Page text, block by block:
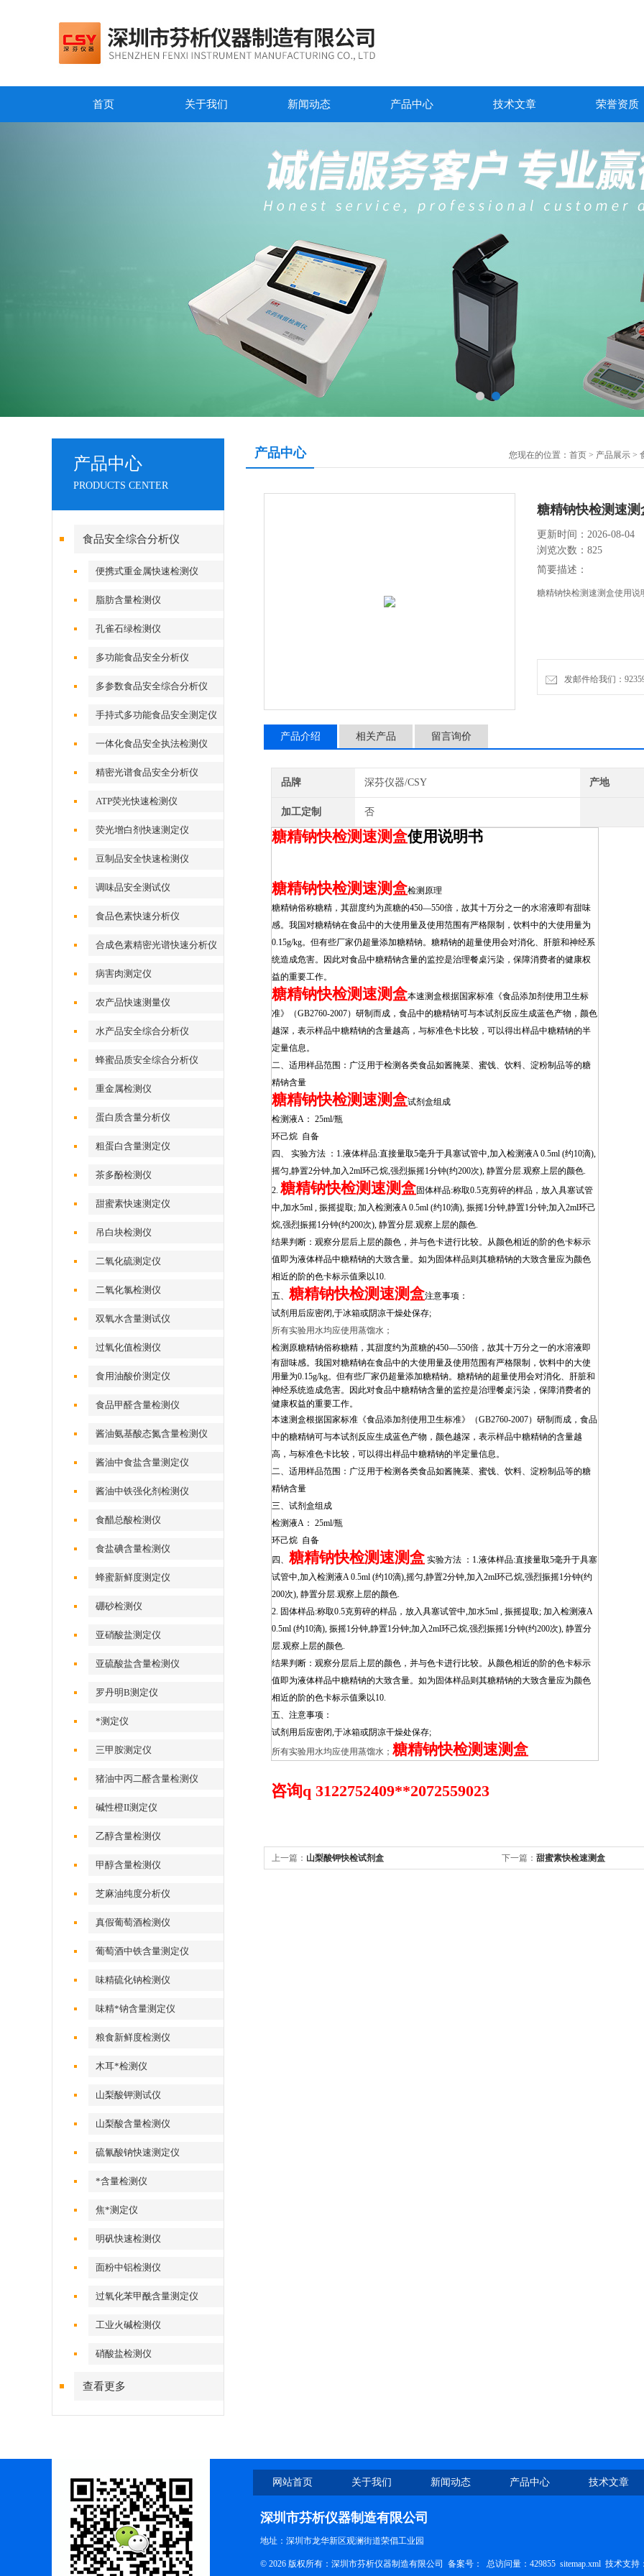
首页 关于我们 新闻动态 产品中心 技术文章 荣誉资质
产品中心
PRODUCTS CENTER
食品安全综合分析仪
便携式重金属快速检测仪
脂肪含量检测仪
孔雀石绿检测仪
多功能食品安全分析仪
多参数食品安全综合分析仪
手持式多功能食品安全测定仪
一体化食品安全执法检测仪
精密光谱食品安全分析仪
ATP荧光快速检测仪
荧光增白剂快速测定仪
豆制品安全快速检测仪
调味品安全测试仪
食品色素快速分析仪
合成色素精密光谱快速分析仪
病害肉测定仪
农产品快速测量仪
水产品安全综合分析仪
蜂蜜品质安全综合分析仪
重金属检测仪
蛋白质含量分析仪
粗蛋白含量测定仪
茶多酚检测仪
甜蜜素快速测定仪
吊白块检测仪
二氧化硫测定仪
二氧化氯检测仪
双氧水含量测试仪
过氧化值检测仪
食用油酸价测定仪
食品甲醛含量检测仪
酱油氨基酸态氮含量检测仪
酱油中食盐含量测定仪
酱油中铁强化剂检测仪
食醋总酸检测仪
食盐碘含量检测仪
蜂蜜新鲜度测定仪
硼砂检测仪
亚硝酸盐测定仪
亚硫酸盐含量检测仪
罗丹明B测定仪
*测定仪
三甲胺测定仪
猪油中丙二醛含量检测仪
碱性橙II测定仪
乙醇含量检测仪
甲醇含量检测仪
芝麻油纯度分析仪
真假葡萄酒检测仪
葡萄酒中铁含量测定仪
味精硫化钠检测仪
味精*钠含量测定仪
粮食新鲜度检测仪
木耳*检测仪
山梨酸钾测试仪
山梨酸含量检测仪
硫氰酸钠快速测定仪
*含量检测仪
焦*测定仪
明矾快速检测仪
面粉中铝检测仪
过氧化苯甲酰含量测定仪
工业火碱检测仪
硝酸盐检测仪
查看更多
产品中心 您现在的位置： 首页 > 产品展示 >
糖精钠快检测速测
更新时间：2026-08-04
浏览次数：825
简要描述：
糖精钠快检测速测盒使用说
糖精钠快检测速测盒检测原
糖精钠俗称糖精，其甜度
发邮件给我们：
产品介绍 相关产品 留言询价
品牌 深芬仪器/CSY 产地
加工定制 否
糖精钠快检测速测盒使用说明书
糖精钠快检测速测盒检测原理
糖精钠俗称糖精，其甜度约为蔗糖的450—550倍，故其十万分之一的水溶液即有甜味
感。我国对糖精钠在食品中的大使用量及使用范围有严格限制， 饮料中的大使用量为
0.15g/kg。但有些厂家仍超量添加糖精钠。糖精钠的超量使用会对消化、肝脏和神经系
统造成危害。因此对食品中糖精钠含量的监控是治理餐桌污染，保障消费者的健康权
益的重要工作。
糖精钠快检测速测盒本速测盒根据国家标准《食品添加剂使用卫生标
准》（GB2760-2007）研制而成，食品中的糖精钠可与本试剂反应生成蓝色产物，颜色
越深，表示样品中糖精钠的含量越高，与标准色卡比较，可以得出样品中糖精钠的半
定量信息。
二、适用样品范围：广泛用于检测各类食品如酱腌菜、蜜饯、饮料、淀粉制品等的糖
精钠含量
糖精钠快检测速测盒试剂盒组成
检测液A： 25ml/瓶
环己烷 自备
四、 实验方法 ：1.液体样品:直接量取5毫升于具塞试管中,加入检测液A 0.5ml (约10滴),
摇匀,静置2分钟,加入2ml环己烷,强烈振摇1分钟(约200次), 静置分层.观察上层的颜色.
2. 糖精钠快检测速测盒固体样品:称取0.5克剪碎的样品，放入具塞试管
中,加水5ml , 振摇提取; 加入检测液A 0.5ml (约10滴), 振摇1分钟,静置1分钟;加入2ml环己
烷,强烈振摇1分钟(约200次), 静置分层.观察上层的颜色.
结果判断：观察分层后上层的颜色，并与色卡进行比较。从颜色相近的阶的色卡标示
值即为液体样品中糖精钠的大致含量。如为固体样品则其糖精钠的大致含量应为颜色
相近的阶的色卡标示值乘以10.
五、 糖精钠快检测速测盒注意事项：
试剂用后应密闭,于冰箱或阴凉干燥处保存;
所有实验用水均应使用蒸馏水；
检测原糖精钠俗称糖精，其甜度约为蔗糖的450—550倍，故其十万分之一的水溶液即
有甜味感。我国对糖精钠在食品中的大使用量及使用范围有严格限制， 饮料中的大使
用量为0.15g/kg。但有些厂家仍超量添加糖精钠。糖精钠的超量使用会对消化、肝脏和
神经系统造成危害。因此对食品中糖精钠含量的监控是治理餐桌污染，保障消费者的
健康权益的重要工作。
本速测盒根据国家标准《食品添加剂使用卫生标准》（GB2760-2007）研制而成，食品
中的糖精钠可与本试剂反应生成蓝色产物，颜色越深，表示样品中糖精钠的含量越
高，与标准色卡比较，可以得出样品中糖精钠的半定量信息。
二、适用样品范围：广泛用于检测各类食品如酱腌菜、蜜饯、饮料、淀粉制品等的糖
精钠含量
三、试剂盒组成
检测液A： 25ml/瓶
环己烷 自备
四、 糖精钠快检测速测盒 实验方法 ：1.液体样品:直接量取5毫升于具塞
试管中,加入检测液A 0.5ml (约10滴),摇匀,静置2分钟,加入2ml环己烷,强烈振摇1分钟(约
200次), 静置分层.观察上层的颜色.
2. 固体样品:称取0.5克剪碎的样品，放入具塞试管中,加水5ml , 振摇提取; 加入检测液A
0.5ml (约10滴), 振摇1分钟,静置1分钟;加入2ml环己烷,强烈振摇1分钟(约200次), 静置分
层.观察上层的颜色.
结果判断：观察分层后上层的颜色，并与色卡进行比较。从颜色相近的阶的色卡标示
值即为液体样品中糖精钠的大致含量。如为固体样品则其糖精钠的大致含量应为颜色
相近的阶的色卡标示值乘以10.
五、注意事项：
试剂用后应密闭,于冰箱或阴凉干燥处保存;
所有实验用水均应使用蒸馏水； 糖精钠快检测速测盒
咨询q 3122752409**2072559023
上一篇： 山梨酸钾快检试剂盒 下一篇： 甜蜜素快检速测盒
网站首页 关于我们 新闻动态 产品中心 技术文章
深圳市芬析仪器制造有限公司
地址：深圳市龙华新区观澜街道荣倡工业园
© 2026 版权所有：深圳市芬析仪器制造有限公司 备案号： 总访问量：429855 sitemap.xml 技术支持：